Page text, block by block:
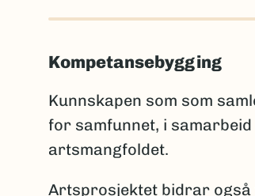
Kompetansebygging
Kunnskapen som som
for samfunnet, i
artsmangfoldet.
Artsprosjektet bidrar også